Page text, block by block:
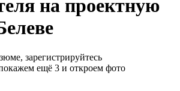
на проектную
зарегистрируйтесь
ещё 3 и откроем фото